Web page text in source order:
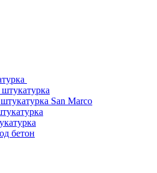
San Marco
бетон